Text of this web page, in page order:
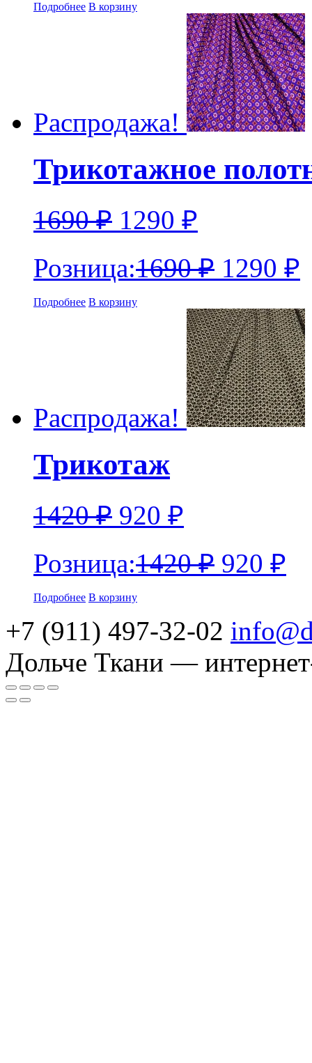
Подробнее В корзину
Распродажа!
Трикотажное
1690₽ 1290 ₽
Розница:1690₽ 1290 ₽
Подробнее В корзину
Распродажа!
Трикотаж
1420₽ 920 ₽
Розница:1420₽ 920 ₽
Подробнее В корзину
+7 (911) 497-32-02
Дольче Ткани —